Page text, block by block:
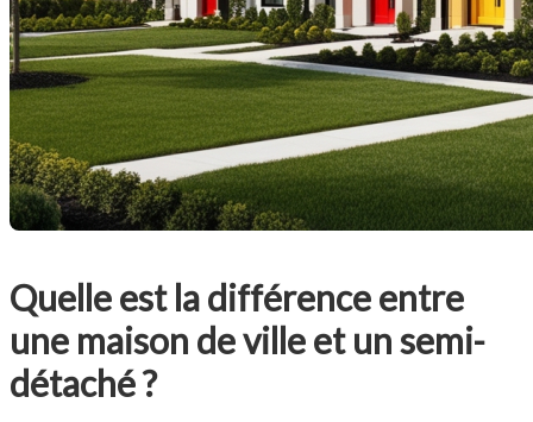
Quelle est la différence entre
une maison de ville et un semi-
détaché ?